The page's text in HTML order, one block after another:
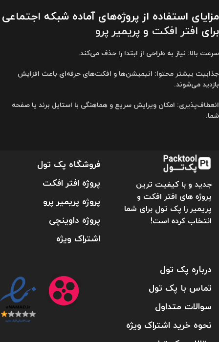
مزایای استفاده از پروژه‌های آماده شبکه اجتماعی
برای افتر افکت و پریمیر پرو
سرعت بالا: نیاز به طراحی از ابتدا را حذف می‌کند.
جذابیت بیشتر محتوا: انیمیشن‌ها و افکت‌های حرفه‌ای باعث افزایش
بازدید می‌شوند.
انعطاف‌پذیری: امکان ویرایش سریع و هماهنگی با استایل برند یا صفحه
شما.
جدید و با کیفیت ترین
پروژه های افتر افکت و
پریمیر را پک تول برای شما
انتخاب کرده است!
فروشگاه پک تول
پروژه افتر افکت
پروژه پریمیر پرو
پروژه داوینچی
اشتراک ویژه
درباره پک تول
تماس با پک تول
سوالات متداول
نحوه خرید اشتراک ویژه